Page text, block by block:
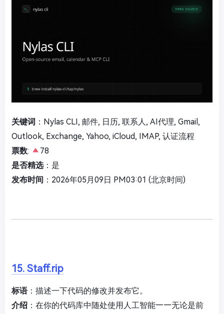
关键词 ：Nylas CLI, 邮件, 日历, 联系人, AI代理, Gmail,
Outlook, Exchange, Yahoo, iCloud, IMAP, 认证流程
票数:
78
是否精选：是
发布时间 ：2026年05月09日 PM03:01 (北京时间)
15. Staff.rip
标语：描述一下代码的修改并发布它。
介绍 ：在你的代码库中随处使用人工智能——无论是前